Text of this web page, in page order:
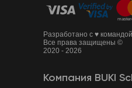
Разработано с ♥
Все права защищены ©
2020 - 2026
Компания BUKI